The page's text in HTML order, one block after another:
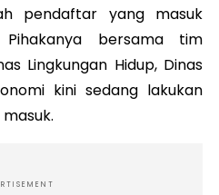
pendaftar yang masuk
bersama tim
Lingkungan Hidup, Dinas
kini sedang lakukan